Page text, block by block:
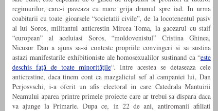
regimurilor, care-i paveaza cu mare grija drumul spre iad. In urma
coabitarii cu toate gioarsele “societatii civile”, de la locotenentul pasiv
al lui Soros, militantul anticrestin Mircea Toma, la gaozarul cu staif
“european” al aceluiasi Soros, “moldovenistul” Cristina Ghinea,
Nicusor Dan a ajuns sa-si conteste propriile convingeri si sa sustina
astazi manifestarile exhibitioniste ale homosexualilor sustinand ca “este
deschis faţă de toate minorităţile“. Intre acestea se detaseaza cele
anticrestine, daca tinem cont ca mazgaliciul sef al campaniei lui, Dan
Perjosvschi, i-a oferit un afis electoral in care Catedrala Mantuirii
Neamului aparea printre primele proiecte care ar trebui sa dispara daca
va ajunge la Primarie. Dupa ce, in 22 de ani, antiromanii afiliati